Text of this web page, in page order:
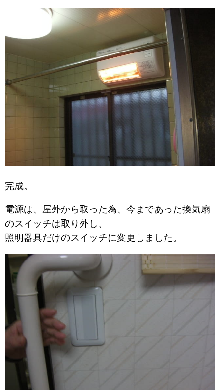
完成。
電源は、屋外から取った為、今まであった換気扇
のスイッチは取り外し、
照明器具だけのスイッチに変更しました。